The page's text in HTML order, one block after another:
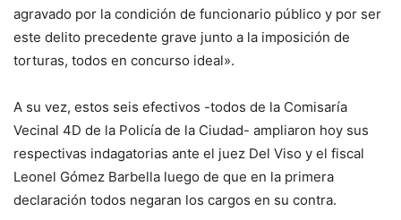
agravado por la condición de funcionario público y por ser
este delito precedente grave junto a la imposición de
torturas, todos en concurso ideal».
A su vez, estos seis efectivos -todos de la Comisaría
Vecinal 4D de la Policía de la Ciudad- ampliaron hoy sus
respectivas indagatorias ante el juez Del Viso y el fiscal
Leonel Gómez Barbella luego de que en la primera
declaración todos negaran los cargos en su contra.